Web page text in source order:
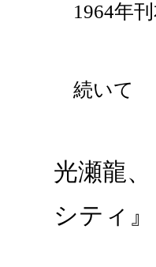
1964年
続いて
光瀬龍
シティ